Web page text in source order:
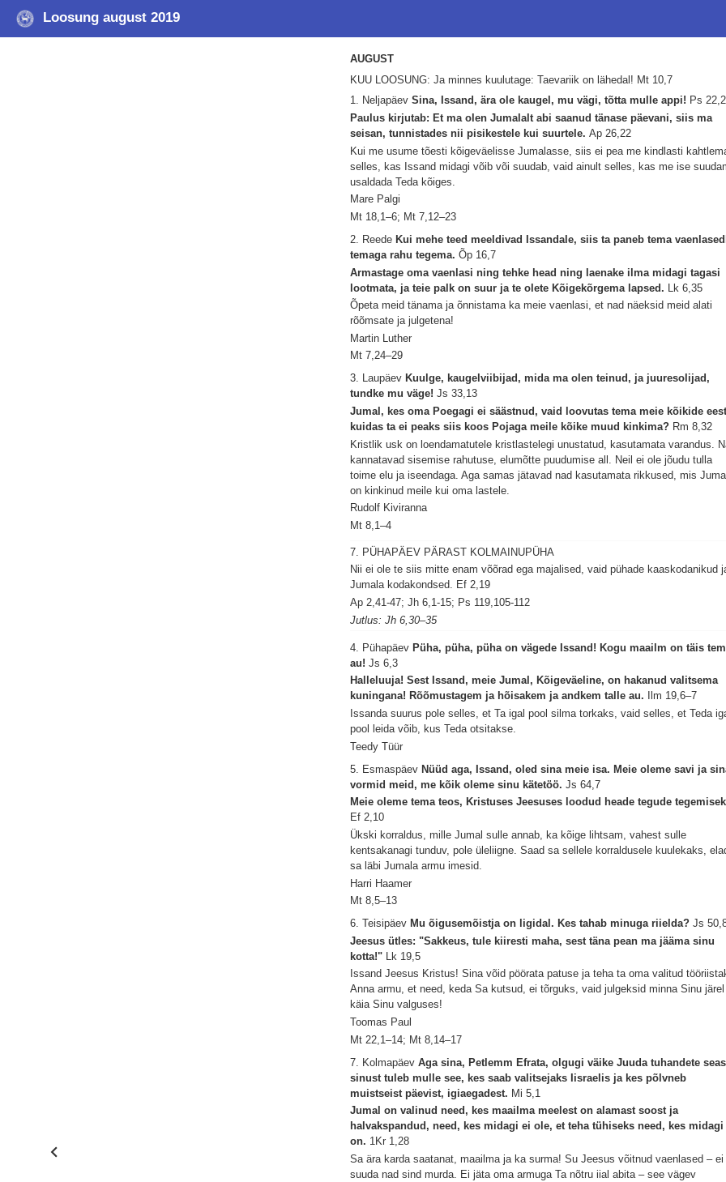
Loosung august 2019
AUGUST
KUU LOOSUNG: Ja minnes kuulutage: Taevariik on lähedal! Mt 10,7
1. NeljapäevSina, Issand, ära ole kaugel, mu vägi, tõtta mulle appi! Ps
Paulus kirjutab: Et ma olen Jumalalt abi saanud tänase päevani, siis ma
seisan, tunnistades nii pisikestele kui suurtele.Ap 26,22
Kui me usume tõesti kõigeväelisse Jumalasse, siis ei pea me kindlasti
selles, kas Issand midagi võib või suudab, vaid ainult selles, kas me ise
usaldada Teda kõiges.
Mare Palgi
Mt 18,1–6; Mt 7,12–23
2. Reede Kui mehe teed meeldivad Issandale, siis ta paneb tema
temaga rahu tegema.Õp 16,7
Armastage oma vaenlasi ning tehke head ning laenake ilma midagi tagasi
lootmata, ja teie palk on suur ja te olete Kõigekõrgema lapsed. Lk 6,35
Õpeta meid tänama ja õnnistama ka meie vaenlasi, et nad näeksid meid alati
rõõmsate ja julgetena!
Martin Luther
Mt 7,24–29
3. Laupäev Kuulge, kaugelviibijad, mida ma olen teinud, ja juuresolijad,
tundke mu väge!Js 33,13
Jumal, kes oma Poegagi ei säästnud, vaid loovutas tema meie kõikide
kuidas ta ei peaks siis koos Pojaga meile kõike muud kinkima? Rm 8,32
Kristlik usk on loendamatutele kristlastelegi unustatud, kasutamata varandus.
kannatavad sisemise rahutuse, elumõtte puudumise all. Neil ei ole jõudu tulla
toime elu ja iseendaga. Aga samas jätavad nad kasutamata rikkused, mis
on kinkinud meile kui oma lastele.
Rudolf Kiviranna
Mt 8,1–4
7. PÜHAPÄEV PÄRAST KOLMAINUPÜHA
Nii ei ole te siis mitte enam võõrad ega majalised, vaid pühade kaaskodanikud
Jumala kodakondsed. Ef 2,19
Ap 2,41-47; Jh 6,1-15; Ps 119,105-112
Jutlus: Jh 6,30–35
4. Pühapäev Püha, püha, püha on vägede Issand! Kogu maailm on täis
au!Js 6,3
Halleluuja! Sest Issand, meie Jumal, Kõigeväeline, on hakanud valitsema
kuningana! Rõõmustagem ja hõisakem ja andkem talle au.
Ilm 19,6–7
Issanda suurus pole selles, et Ta igal pool silma torkaks, vaid selles, et Teda
pool leida võib, kus Teda otsitakse.
Teedy Tüür
5. EsmaspäevNüüd aga, Issand, oled sina meie isa. Meie oleme savi ja
vormid meid, me kõik oleme sinu kätetöö.Js 64,7
Meie oleme tema teos, Kristuses Jeesuses loodud heade tegude
Ef 2,10
Ükski korraldus, mille Jumal sulle annab, ka kõige lihtsam, vahest sulle
kentsakanagi tunduv, pole üleliigne. Saad sa sellele korraldusele kuulekaks,
sa läbi Jumala armu imesid.
Harri Haamer
Mt 8,5–13
6. Teisipäev Mu õigusemõistja on ligidal. Kes tahab minuga riielda?Js
Jeesus ütles: "Sakkeus, tule kiiresti maha, sest täna pean ma jääma sinu
kotta!"
Lk 19,5
Issand Jeesus Kristus! Sina võid pöörata patuse ja teha ta oma valitud
Anna armu, et need, keda Sa kutsud, ei tõrguks, vaid julgeksid minna Sinu
käia Sinu valguses!
Toomas Paul
Mt 22,1–14; Mt 8,14–17
7. KolmapäevAga sina, Petlemm Efrata, olgugi väike Juuda tuhandete
sinust tuleb mulle see, kes saab valitsejaks Iisraelis ja kes põlvneb
muistseist päevist, igiaegadest. Mi 5,1
Jumal on valinud need, kes maailma meelest on alamast soost ja
halvakspandud, need, kes midagi ei ole, et teha tühiseks need, kes midagi
on. 1Kr 1,28
Sa ära karda saatanat, maailma ja ka surma! Su Jeesus võitnud vaenlased – ei
suuda nad sind murda. Ei jäta oma armuga Ta nõtru iial abita – see vägev